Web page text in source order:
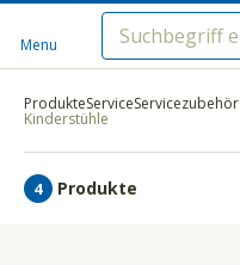
Menu
ProdukteServiceServicezubehör
Kinderstühle
4 Produkte